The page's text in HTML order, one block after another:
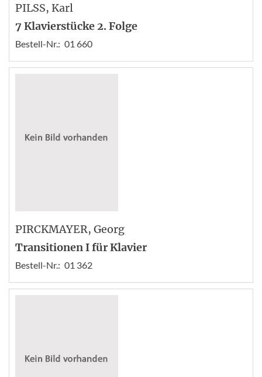
PILSS, Karl
7 Klavierstücke 2. Folge
Bestell-Nr.: 01 660
PIRCKMAYER, Georg
Transitionen I für Klavier
Bestell-Nr.: 01 362